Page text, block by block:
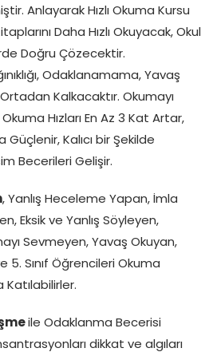
Anlayarak Hızlı Okuma Kursu
Daha Hızlı Okuyacak, Okul
Doğru Çözecektir.
Odaklanamama, Yavaş
Kalkacaktır. Okumayı
Hızları En Az 3 Kat Artar,
Güçlenir, Kalıcı bir Şekilde
Becerileri Gelişir.
, Yanlış Heceleme Yapan, İmla
Eksik ve Yanlış Söyleyen,
Sevmeyen, Yavaş Okuyan,
5. Sınıf Öğrencileri Okuma
ile Odaklanma Becerisi
dikkat ve algıları